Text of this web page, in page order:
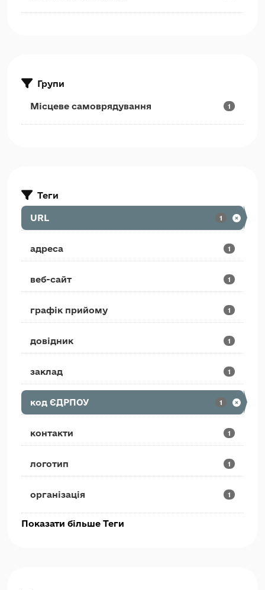
Групи
Місцеве самоврядування 1
Теги
URL 1
адреса 1
веб-сайт 1
графік прийому 1
довідник 1
заклад 1
код ЄДРПОУ 1
контакти 1
логотип 1
організація 1
Показати більше Теги